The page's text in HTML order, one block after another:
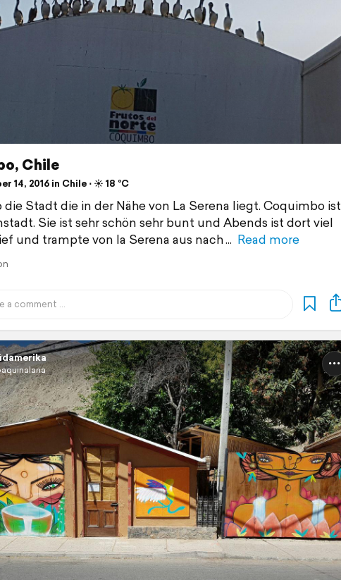
Chile
14, 2016 in Chile ⋅ ☀️ 18 °C
Stadt die in der Nähe von La Serena liegt. Coquimbo ist
Sie ist sehr schön sehr bunt und Abends ist dort viel
und trampte von la Serena aus nach
Read more